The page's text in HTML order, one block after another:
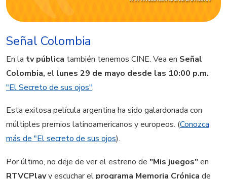
Señal Colombia
En la tv pública también tenemos CINE. Vea en Señal
Colombia, el lunes 29 de mayo desde las 10:00 p.m.
"El Secreto de sus ojos".
Esta exitosa película argentina ha sido galardonada con
múltiples premios latinoamericanos y europeos. (Conozca
más de "El secreto de sus ojos).
Por último, no deje de ver el estreno de "Mis juegos"en
RTVCPlayy escuchar el programa Memoria Crónica de